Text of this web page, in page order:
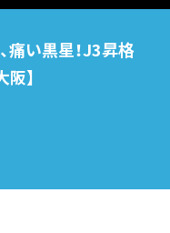
痛い黒星！J3昇格
】